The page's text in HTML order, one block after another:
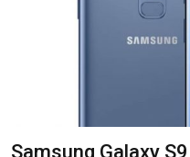
Samsung Galaxy